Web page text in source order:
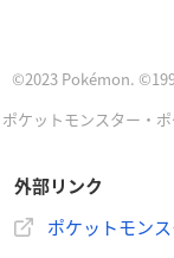
©2023 Pokémon.
ポケットモンスター・
外部リンク
ポケットモン